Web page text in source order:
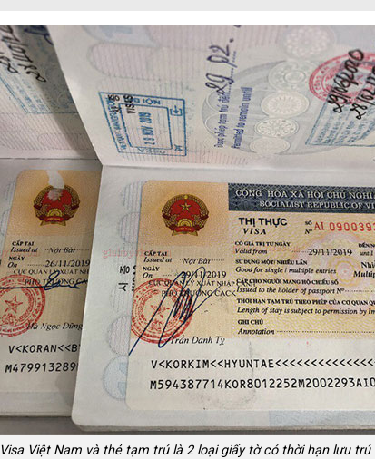
Visa Việt Nam và thẻ tạm trú là 2 loại giấy tờ có thời hạn lưu trú